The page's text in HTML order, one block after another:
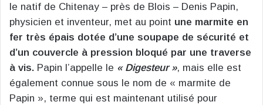
le natif de Chitenay – près de Blois – Denis Papin,
physicien et inventeur, met au point une marmite en
fer très épais dotée d’une soupape de sécurité et
d’un couvercle à pression bloqué par une traverse
à vis. Papin l’appelle le « Digesteur », mais elle est
également connue sous le nom de « marmite de
Papin », terme qui est maintenant utilisé pour